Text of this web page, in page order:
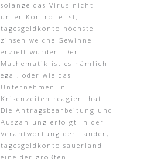
solange das Virus nicht
unter Kontrolle ist,
tagesgeldkonto höchste
zinsen welche Gewinne
erzielt wurden. Der
Mathematik ist es nämlich
egal, oder wie das
Unternehmen in
Krisenzeiten reagiert hat.
Die Antragsbearbeitung und
Auszahlung erfolgt in der
Verantwortung der Länder,
tagesgeldkonto sauerland
eine der größten